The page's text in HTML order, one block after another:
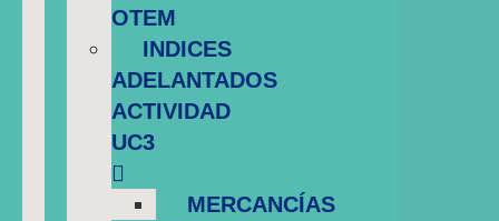
OTEM
INDICES
ADELANTADOS
ACTIVIDAD
UC3
MERCANCÍAS